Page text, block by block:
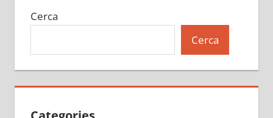
Cerca
Cerca